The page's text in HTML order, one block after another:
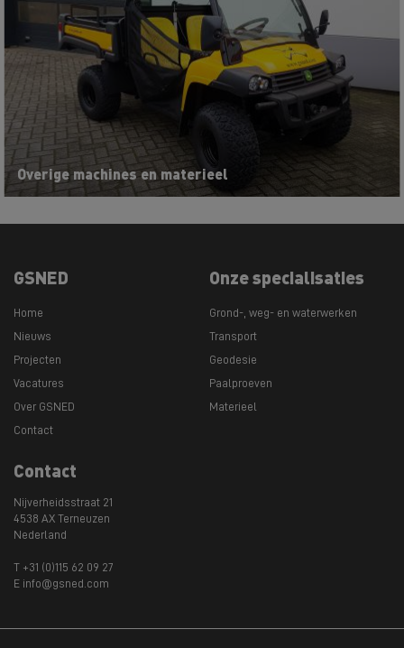
Overige machines en materieel
GSNED
Home
Nieuws
Projecten
Vacatures
Over GSNED
Contact
Onze specialisaties
Grond-, weg- en waterwerken
Transport
Geodesie
Paalproeven
Materieel
Contact
Nijverheidsstraat 21
4538 AX Terneuzen
Nederland
T +31 (0)115 62 09 27
E info@gsned.com